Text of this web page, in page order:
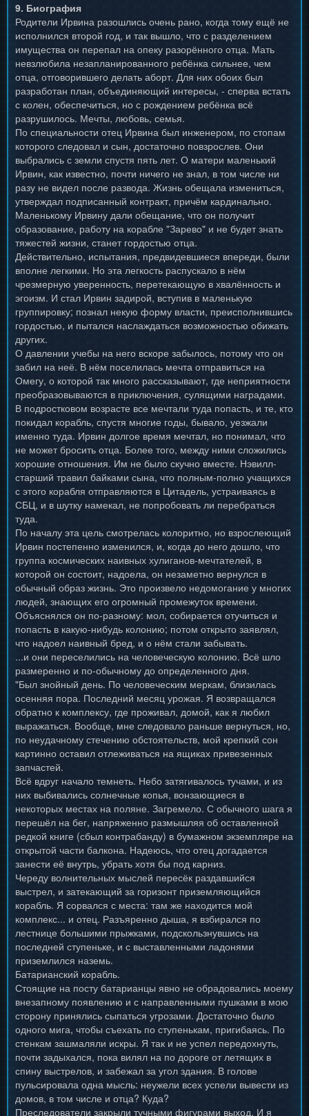
9. Биография
Родители Ирвина разошлись очень рано, когда тому ещё не
исполнился второй год, и так вышло, что с разделением
имущества он перепал на опеку разорённого отца. Мать
невзлюбила незапланированного ребёнка сильнее, чем
отца, отговорившего делать аборт. Для них обоих был
разработан план, объединяющий интересы, - сперва встать
с колен, обеспечиться, но с рождением ребёнка всё
разрушилось. Мечты, любовь, семья.
По специальности отец Ирвина был инженером, по стопам
которого следовал и сын, достаточно повзрослев. Они
выбрались с земли спустя пять лет. О матери маленький
Ирвин, как известно, почти ничего не знал, в том числе ни
разу не видел после развода. Жизнь обещала измениться,
утверждал подписанный контракт, причём кардинально.
Маленькому Ирвину дали обещание, что он получит
образование, работу на корабле "Зарево" и не будет знать
тяжестей жизни, станет гордостью отца.
Действительно, испытания, предвидевшиеся впереди, были
вполне легкими. Но эта легкость распускало в нём
чрезмерную уверенность, перетекающую в хвалённость и
эгоизм. И стал Ирвин задирой, вступив в маленькую
группировку; познал некую форму власти, преисполнившись
гордостью, и пытался наслаждаться возможностью обижать
других.
О давлении учебы на него вскоре забылось, потому что он
забил на неё. В нём поселилась мечта отправиться на
Омегу, о которой так много рассказывают, где неприятности
преобразовываются в приключения, сулящими наградами.
В подростковом возрасте все мечтали туда попасть, и те, кто
покидал корабль, спустя многие годы, бывало, уезжали
именно туда. Ирвин долгое время мечтал, но понимал, что
не может бросить отца. Более того, между ними сложились
хорошие отношения. Им не было скучно вместе. Нэвилл-
старший травил байками сына, что полным-полно учащихся
с этого корабля отправляются в Цитадель, устраиваясь в
СБЦ, и в шутку намекал, не попробовать ли перебраться
туда.
По началу эта цель смотрелась колоритно, но взрослеющий
Ирвин постепенно изменился, и, когда до него дошло, что
группа космических наивных хулиганов-мечтателей, в
которой он состоит, надоела, он незаметно вернулся в
обычный образ жизнь. Это произвело недомогание у многих
людей, знающих его огромный промежуток времени.
Объяснялся он по-разному: мол, собирается отучиться и
попасть в какую-нибудь колонию; потом открыто заявлял,
что надоел наивный бред, и о нём стали забывать.
...и они переселились на человеческую колонию. Всё шло
размеренно и по-обычному до определенного дня.
"Был знойный день. По человеческим меркам, близилась
осенняя пора. Последний месяц урожая. Я возвращался
обратно к комплексу, где проживал, домой, как я любил
выражаться. Вообще, мне следовало раньше вернуться, но,
по неудачному стечению обстоятельств, мой крепкий сон
картинно оставил отлеживаться на ящиках привезенных
запчастей.
Всё вдруг начало темнеть. Небо затягивалось тучами, и из
них выбивались солнечные копья, вонзающиеся в
некоторых местах на поляне. Загремело. С обычного шага я
перешёл на бег, напряженно размышляя об оставленной
редкой книге (сбыл контрабанду) в бумажном экземпляре на
открытой части балкона. Надеюсь, что отец догадается
занести её внутрь, убрать хотя бы под карниз.
Череду волнительных мыслей пересёк раздавшийся
выстрел, и затекающий за горизонт приземляющийся
корабль. Я сорвался с места: там же находится мой
комплекс... и отец. Разъяренно дыша, я взбирался по
лестнице большими прыжками, подскользнувшись на
последней ступеньке, и с выставленными ладонями
приземлился наземь.
Батарианский корабль.
Стоящие на посту батарианцы явно не обрадовались моему
внезапному появлению и с направленными пушками в мою
сторону принялись сыпаться угрозами. Достаточно было
одного мига, чтобы съехать по ступенькам, пригибаясь. По
стенкам зашмаляли искры. Я так и не успел передохнуть,
почти задыхался, пока вилял на по дороге от летящих в
спину выстрелов, и забежал за угол здания. В голове
пульсировала одна мысль: неужели всех успели вывести из
домов, в том числе и отца? Куда?
Преследователи закрыли тучными фигурами выход. И я